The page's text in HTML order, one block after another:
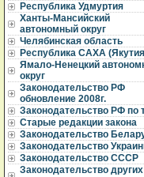
Республика Удмуртия
Ханты-Мансийский
автономный округ
Челябинская область
Республика САХА
Ямало-Ненецкий
округ
Законодательство РФ
обновление 2008г.
Законодательство РФ по
Старые редакции закона
Законодательство
Законодательство
Законодательство СССР
Законодательство других